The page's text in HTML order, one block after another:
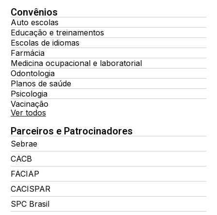
Convênios
Auto escolas
Educação e treinamentos
Escolas de idiomas
Farmácia
Medicina ocupacional e laboratorial
Odontologia
Planos de saúde
Psicologia
Vacinação
Ver todos
Parceiros e Patrocinadores
Sebrae
CACB
FACIAP
CACISPAR
SPC Brasil